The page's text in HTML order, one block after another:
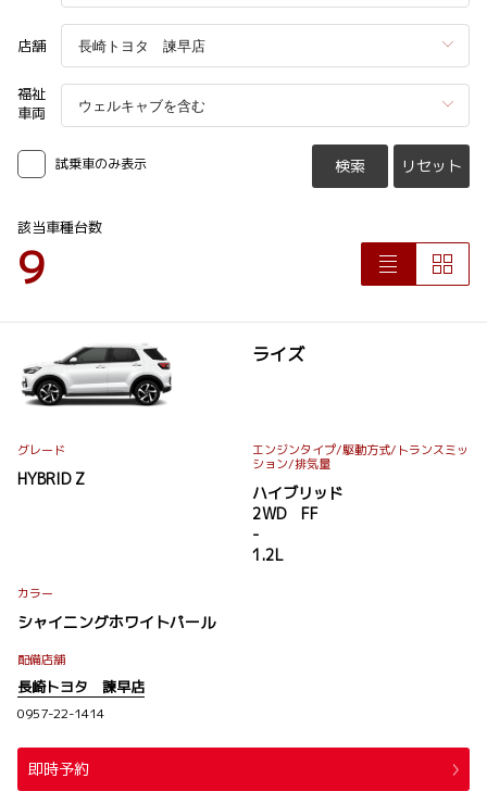
店舗
福祉
車両
試乗車のみ表示 検索 リセット
該当車種台数
9
ライズ
グレード
HYBRID Z
エンジンタイプ/駆動方式/ トランスミッ
ション/排気量
ハイブリッド
2WD FF
-
1.2L
カラー
シャイニングホワイトパール
配備店舗
長崎トヨタ 諫早店
0957-22-1414
即時予約